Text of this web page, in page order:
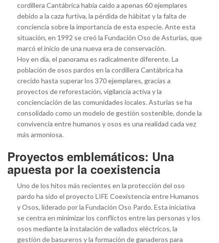
cordillera Cantábrica había caído a apenas 60 ejemplares
debido a la caza furtiva, la pérdida de hábitat y la falta de
conciencia sobre la importancia de esta especie. Ante esta
situación, en 1992 se creó la Fundación Oso de Asturias, que
marcó el inicio de una nueva era de conservación.
Hoy en día, el panorama es radicalmente diferente. La
población de osos pardos en la cordillera Cantábrica ha
crecido hasta superar los 370 ejemplares, gracias a
proyectos de reforestación, vigilancia activa y la
concienciación de las comunidades locales. Asturias se ha
consolidado como un modelo de gestión sostenible, donde la
convivencia entre humanos y osos es una realidad cada vez
más armoniosa.
Proyectos emblemáticos: Una
apuesta por la coexistencia
Uno de los hitos más recientes en la protección del oso
pardo ha sido el proyecto LIFE Coexistencia entre Humanos
y Osos, liderado por la Fundación Oso Pardo. Esta iniciativa
se centra en minimizar los conflictos entre las personas y los
osos mediante la instalación de vallados eléctricos, la
gestión de basureros y la formación de ganaderos para